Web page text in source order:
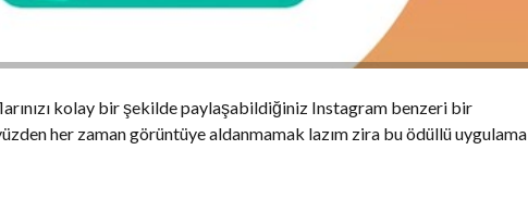
kolay bir şekilde paylaşabildiğiniz Instagram benzeri bir
her zaman görüntüye aldanmamak lazım zira bu ödüllü uygulama